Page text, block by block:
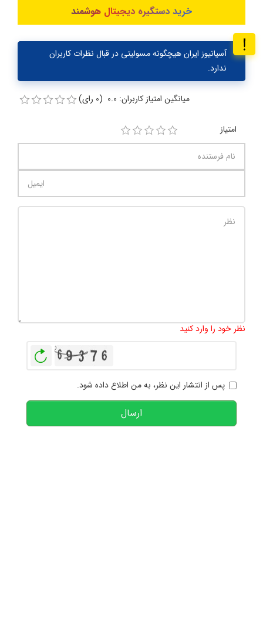
خرید دستگیره دیجیتال هوشمند
آسیانیوز ایران هیچگونه مسولیتی در قبال نظرات کاربران
ندارد.
میانگین امتیاز کاربران: 0.0 (0 رای)
امتیاز
نظر خود را وارد کنید
پس از انتشار این نظر، به من اطلاع داده شود.
ارسال